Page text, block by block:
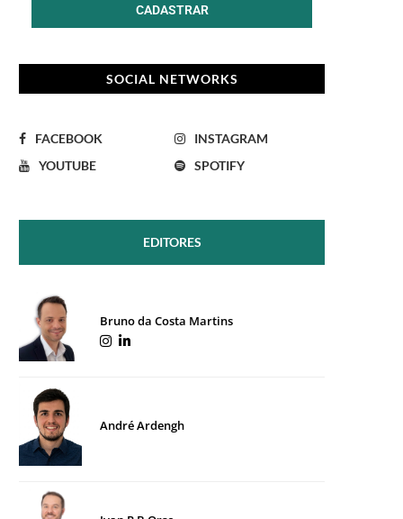
SOCIAL NETWORKS
FACEBOOK
INSTAGRAM
YOUTUBE
SPOTIFY
EDITORES
Bruno da Costa Martins
André Ardengh